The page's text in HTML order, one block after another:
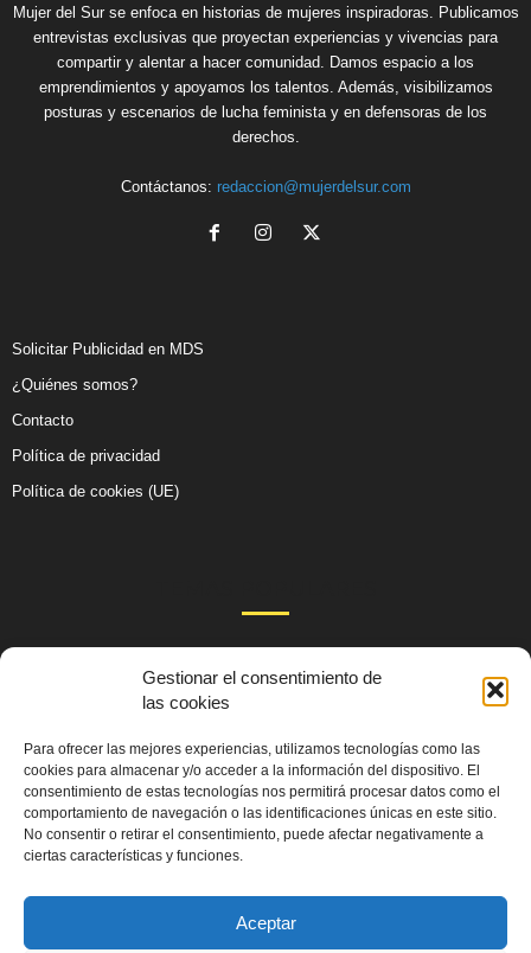
Gestionar el consentimiento de
las cookies
Para ofrecer las mejores experiencias, utilizamos tecnologías como las
cookies para almacenar y/o acceder a la información del dispositivo. El
consentimiento de estas tecnologías nos permitirá procesar datos como el
comportamiento de navegación o las identificaciones únicas en este sitio.
No consentir o retirar el consentimiento, puede afectar negativamente a
ciertas características y funciones.
Aceptar
Mujer del Sur se enfoca en historias de mujeres inspiradoras. Publicamos
entrevistas exclusivas que proyectan experiencias y vivencias para
compartir y alentar a hacer comunidad. Damos espacio a los
emprendimientos y apoyamos los talentos. Además, visibilizamos
posturas y escenarios de lucha feminista y en defensoras de los
derechos.
Contáctanos: redaccion@mujerdelsur.com
Solicitar Publicidad en MDS
¿Quiénes somos?
Contacto
Política de privacidad
Política de cookies (UE)
99
Educación
Comunidades
Derechos y Política